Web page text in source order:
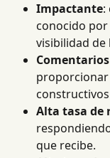
Impactante:
conocido
visibilidad de
Alta tasa de
que recibe.